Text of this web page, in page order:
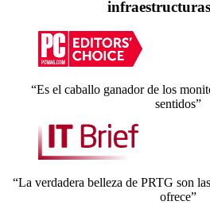
“Es el caballo ganador de los
sentidos”
“La verdadera belleza de PRTG son
ofrece”